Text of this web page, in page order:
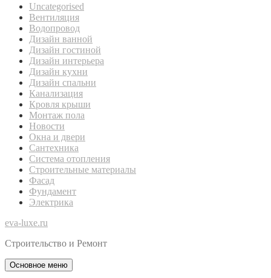
Uncategorised
Вентиляция
Водопровод
Дизайн ванной
Дизайн гостиной
Дизайн интерьера
Дизайн кухни
Дизайн спальни
Канализация
Кровля крыши
Монтаж пола
Новости
Окна и двери
Сантехника
Система отопления
Строительные материалы
Фасад
Фундамент
Электрика
eva-luxe.ru
Строительство и Ремонт
Основное меню